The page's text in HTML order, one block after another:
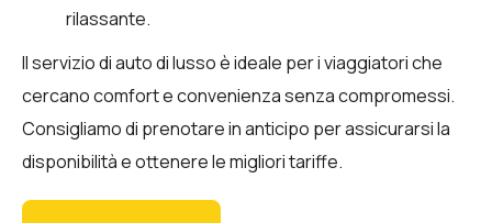
rilassante.
Il servizio di auto di lusso è ideale per i viaggiatori che
cercano comfort e convenienza senza compromessi.
Consigliamo di prenotare in anticipo per assicurarsi la
disponibilità e ottenere le migliori tariffe.